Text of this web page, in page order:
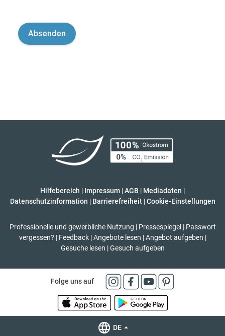
Hilfebereich | Impressum |AGB | Mediadaten |
Datenschutzinformation | Barrierefreiheit | Cookie-Einstellungen
Professionelle und gewerbliche Nutzung | Pressespiegel | Passwort
vergessen? | Feedback | Angebote lesen | Angebot aufgeben |
Gesuche lesen | Gesuch aufgeben
Folge uns auf
DE